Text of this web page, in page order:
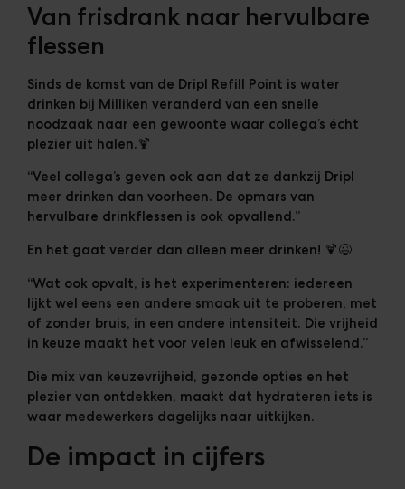
Van frisdrank naar hervulbare
flessen
Sinds de komst van de Dripl Refill Point is water
drinken bij Milliken veranderd van een snelle
noodzaak naar een gewoonte waar collega’s écht
plezier uit halen.🍹
“Veel collega’s geven ook aan dat ze dankzij Dripl
meer drinken dan voorheen. De opmars van
hervulbare drinkflessen is ook opvallend.”
En het gaat verder dan alleen meer drinken! 🍹😉
“Wat ook opvalt, is het experimenteren: iedereen
lijkt wel eens een andere smaak uit te proberen, met
of zonder bruis, in een andere intensiteit. Die vrijheid
in keuze maakt het voor velen leuk en afwisselend.”
Die mix van keuzevrijheid, gezonde opties en het
plezier van ontdekken, maakt dat hydrateren iets is
waar medewerkers dagelijks naar uitkijken.
De impact in cijfers